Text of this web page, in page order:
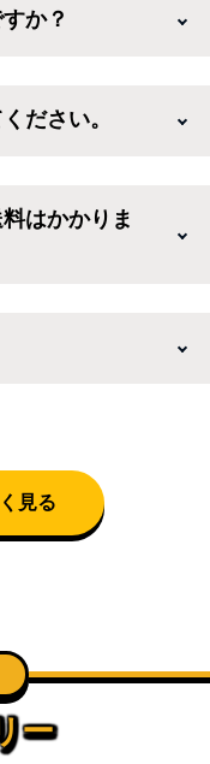
か？
を入れた後、ログイ
ださい。
、季節・空調家
く中古家電を取り
はかかりま
選択いただくこと
させて頂きます。
見る
ー